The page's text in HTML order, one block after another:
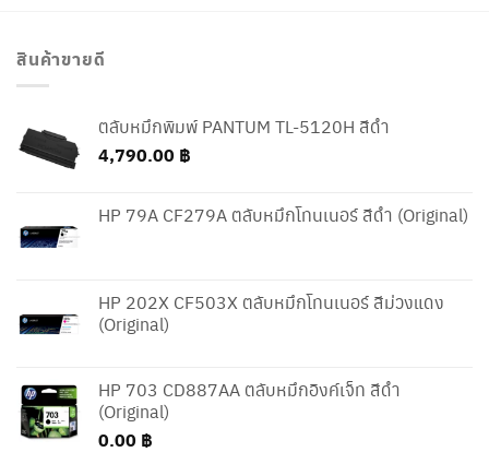
สินค้าขายดี
ตลับหมึกพิมพ์ PANTUM TL-5120H สีดำ
4,790.00 ฿
HP 79A CF279A ตลับหมึกโทนเนอร์ สีดำ (Original)
HP 202X CF503X ตลับหมึกโทนเนอร์ สีม่วงแดง
(Original)
HP 703 CD887AA ตลับหมึกอิงค์เจ็ท สีดำ
(Original)
0.00 ฿